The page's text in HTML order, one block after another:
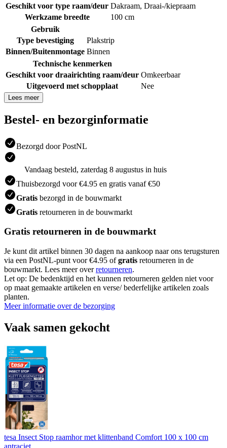
Geschikt voor type raam/deur Dakraam, Draai-/kiepraam
Werkzame breedte
100 cm
Gebruik
Type bevestiging
Plakstrip
Binnen/Buitenmontage Binnen
Technische kenmerken
Geschikt voor draairichting raam/deur Omkeerbaar
Uitgevoerd met schopplaat
Nee
Lees meer
Bestel- en bezorginformatie
Bezorgd door PostNL
Vandaag besteld, zaterdag 8 augustus in huis
Thuisbezorgd voor €4.95 en gratis vanaf €50
Gratis bezorgd in de bouwmarkt
Gratis retourneren in de bouwmarkt
Gratis retourneren in de bouwmarkt
Je kunt dit artikel binnen 30 dagen na aankoop naar ons terugsturen
via een PostNL-punt voor €4.95 ofgratis retourneren in de
bouwmarkt. Lees meer overretourneren.
Let op: De bedenktijd en het kunnen retourneren gelden niet voor
op maat gemaakte artikelen en verse/ bederfelijke artikelen zoals
planten.
Meer informatie over de bezorging
Vaak samen gekocht
tesa Insect Stop raamhor met klittenband Comfort 100 x 100 cm
antraciet